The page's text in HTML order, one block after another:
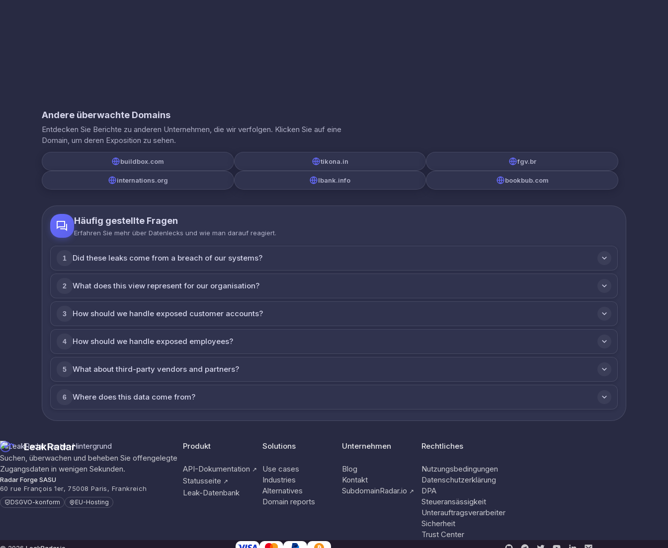
Andere überwachte Domains
Entdecken Sie Berichte zu anderen Unternehmen, die wir verfolgen. Klicken Sie auf eine
Domain, um deren Exposition zu sehen.
buildbox.com tikona.in fgv.br
internations.org lbank.info bookbub.com
Häufig gestellte Fragen
Erfahren Sie mehr über Datenlecks und wie man darauf reagiert.
1 Did these leaks come from a breach of our systems?
2 What does this view represent for our organisation?
3 How should we handle exposed customer accounts?
4 How should we handle exposed employees?
5 What about third-party vendors and partners?
6 Where does this data come from?
LeakRadar
Suchen, überwachen und beheben Sie offengelegte
Zugangsdaten in wenigen Sekunden.
Radar Forge SASU
60 rue François 1er, 75008 Paris, Frankreich
DSGVO-konform EU-Hosting
Produkt
API-Dokumentation ↗
Statusseite ↗
Leak-Datenbank
Solutions
Use cases
Industries
Alternatives
Domain reports
Unternehmen
Blog
Kontakt
SubdomainRadar.io ↗
Rechtliches
Nutzungsbedingungen
Datenschutzerklärung
DPA
Steueransässigkeit
Unterauftragsverarbeiter
Sicherheit
Trust Center